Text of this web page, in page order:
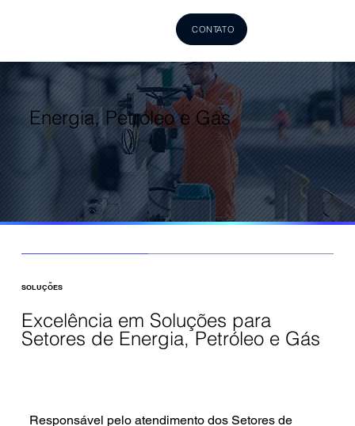
CONTATO
Energia, Petróleo e Gás
SOLUÇÕES
Excelência em Soluções para
Setores de Energia, Petróleo e Gás
Responsável pelo atendimento dos Setores de